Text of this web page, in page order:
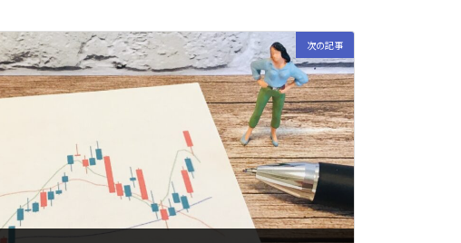
次の記事